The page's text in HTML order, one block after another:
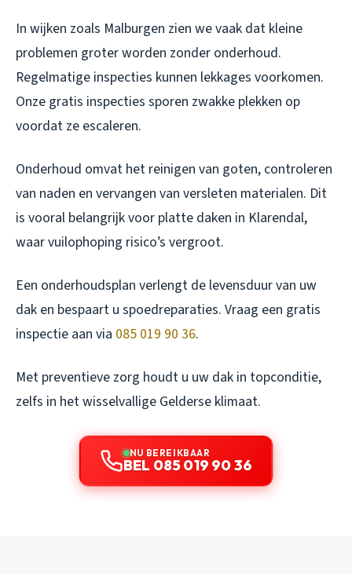
In wijken zoals Malburgen zien we vaak dat kleine
problemen groter worden zonder onderhoud.
Regelmatige inspecties kunnen lekkages voorkomen.
Onze gratis inspecties sporen zwakke plekken op
voordat ze escaleren.
Onderhoud omvat het reinigen van goten, controleren
van naden en vervangen van versleten materialen. Dit
is vooral belangrijk voor platte daken in Klarendal,
waar vuilophoping risico’s vergroot.
Een onderhoudsplan verlengt de levensduur van uw
dak en bespaart u spoedreparaties. Vraag een gratis
inspectie aan via 085 019 90 36.
Met preventieve zorg houdt u uw dak in topconditie,
zelfs in het wisselvallige Gelderse klimaat.
NU BEREIKBAAR
BEL 085 019 90 36